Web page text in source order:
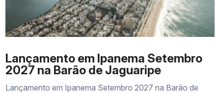
Lançamento em Ipanema Setembro
2027 na Barão de Jaguaripe
Lançamento em Ipanema Setembro 2027 na Barão de